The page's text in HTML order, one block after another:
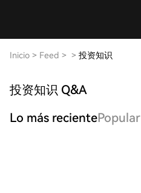
Inicio > Feed > > 投资知识
投资知识 Q&A
Lo más recientePopular